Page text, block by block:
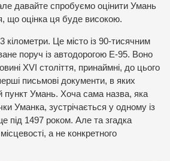
давайте спробуємо оцінити Умань
що оцінка ця буде високою.
кілометри. Це місто із 90-тисячним
поруч із автодорогою Е-95. Воно
XVI століття, принаймні, до цього
письмові документи, в яких
пункт Умань. Хоча сама назва, яка
Уманка, зустрічається у одному із
під 1497 роком. Але та згадка
а не конкретного